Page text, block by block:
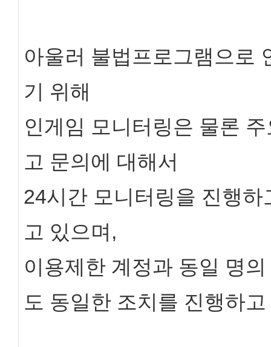
아울러 불법프로그램으로
기 위해
인게임 모니터링은 물론
고 문의에 대해서
24시간 모니터링을 진행
고 있으며,
이용제한 계정과 동일 명
도 동일한 조치를 진행하